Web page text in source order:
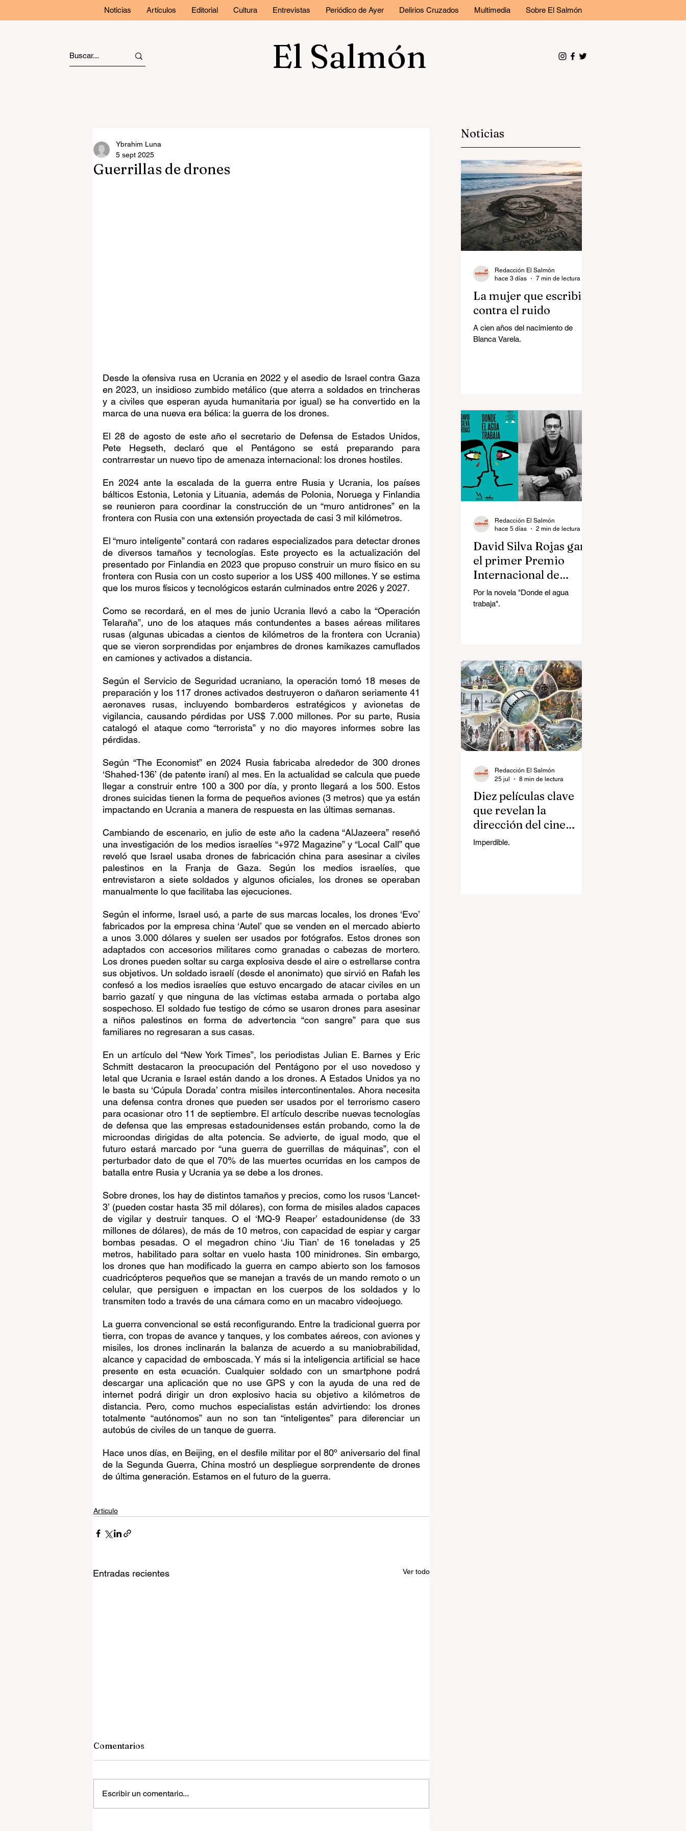
Noticias Artículos Editorial Cultura Entrevistas Periódico de Ayer Delirios Cruzados Multimedia Sobre El Salmón
El Salmón
Guerrillas de drones
Ybrahim Luna
5 sept 2025
Desde la ofensiva rusa en Ucrania en 2022 y el asedio de Israel contra Gaza
en 2023, un insidioso zumbido metálico (que aterra a soldados en trincheras
y a civiles que esperan ayuda humanitaria por igual) se ha convertido en la
marca de una nueva era bélica: la guerra de los drones.
El 28 de agosto de este año el secretario de Defensa de Estados Unidos,
Pete Hegseth, declaró que el Pentágono se está preparando para
contrarrestar un nuevo tipo de amenaza internacional: los drones hostiles.
En 2024 ante la escalada de la guerra entre Rusia y Ucrania, los países
bálticos Estonia, Letonia y Lituania, además de Polonia, Noruega y Finlandia
se reunieron para coordinar la construcción de un “muro antidrones” en la
frontera con Rusia con una extensión proyectada de casi 3 mil kilómetros.
El “muro inteligente” contará con radares especializados para detectar drones
de diversos tamaños y tecnologías. Este proyecto es la actualización del
presentado por Finlandia en 2023 que propuso construir un muro físico en su
frontera con Rusia con un costo superior a los US$ 400 millones. Y se estima
que los muros físicos y tecnológicos estarán culminados entre 2026 y 2027.
Como se recordará, en el mes de junio Ucrania llevó a cabo la “Operación
Telaraña”, uno de los ataques más contundentes a bases aéreas militares
rusas (algunas ubicadas a cientos de kilómetros de la frontera con Ucrania)
que se vieron sorprendidas por enjambres de drones kamikazes camuflados
en camiones y activados a distancia.
Según el Servicio de Seguridad ucraniano, la operación tomó 18 meses de
preparación y los 117 drones activados destruyeron o dañaron seriamente 41
aeronaves rusas, incluyendo bombarderos estratégicos y avionetas de
vigilancia, causando pérdidas por US$ 7.000 millones. Por su parte, Rusia
catalogó el ataque como “terrorista” y no dio mayores informes sobre las
pérdidas.
Según “The Economist” en 2024 Rusia fabricaba alrededor de 300 drones
‘Shahed-136’ (de patente iraní) al mes. En la actualidad se calcula que puede
llegar a construir entre 100 a 300 por día, y pronto llegará a los 500. Estos
drones suicidas tienen la forma de pequeños aviones (3 metros) que ya están
impactando en Ucrania a manera de respuesta en las últimas semanas.
Cambiando de escenario, en julio de este año la cadena “AlJazeera” reseñó
una investigación de los medios israelíes “+972 Magazine” y “Local Call” que
reveló que Israel usaba drones de fabricación china para asesinar a civiles
palestinos en la Franja de Gaza. Según los medios israelíes, que
entrevistaron a siete soldados y algunos oficiales, los drones se operaban
manualmente lo que facilitaba las ejecuciones.
Según el informe, Israel usó, a parte de sus marcas locales, los drones ‘Evo’
fabricados por la empresa china ‘Autel’ que se venden en el mercado abierto
a unos 3.000 dólares y suelen ser usados por fotógrafos. Estos drones son
adaptados con accesorios militares como granadas o cabezas de mortero.
Los drones pueden soltar su carga explosiva desde el aire o estrellarse contra
sus objetivos. Un soldado israelí (desde el anonimato) que sirvió en Rafah les
confesó a los medios israelíes que estuvo encargado de atacar civiles en un
barrio gazatí y que ninguna de las víctimas estaba armada o portaba algo
sospechoso. El soldado fue testigo de cómo se usaron drones para asesinar
a niños palestinos en forma de advertencia “con sangre” para que sus
familiares no regresaran a sus casas.
En un artículo del “New York Times”, los periodistas Julian E. Barnes y Eric
Schmitt destacaron la preocupación del Pentágono por el uso novedoso y
letal que Ucrania e Israel están dando a los drones. A Estados Unidos ya no
le basta su ‘Cúpula Dorada’ contra misiles intercontinentales. Ahora necesita
una defensa contra drones que pueden ser usados por el terrorismo casero
para ocasionar otro 11 de septiembre. El artículo describe nuevas tecnologías
de defensa que las empresas estadounidenses están probando, como la de
microondas dirigidas de alta potencia. Se advierte, de igual modo, que el
futuro estará marcado por “una guerra de guerrillas de máquinas”, con el
perturbador dato de que el 70% de las muertes ocurridas en los campos de
batalla entre Rusia y Ucrania ya se debe a los drones.
Sobre drones, los hay de distintos tamaños y precios, como los rusos ‘Lancet-
3’ (pueden costar hasta 35 mil dólares), con forma de misiles alados capaces
de vigilar y destruir tanques. O el ‘MQ-9 Reaper’ estadounidense (de 33
millones de dólares), de más de 10 metros, con capacidad de espiar y cargar
bombas pesadas. O el megadron chino ‘Jiu Tian’ de 16 toneladas y 25
metros, habilitado para soltar en vuelo hasta 100 minidrones. Sin embargo,
los drones que han modificado la guerra en campo abierto son los famosos
cuadricópteros pequeños que se manejan a través de un mando remoto o un
celular, que persiguen e impactan en los cuerpos de los soldados y lo
transmiten todo a través de una cámara como en un macabro videojuego.
La guerra convencional se está reconfigurando. Entre la tradicional guerra por
tierra, con tropas de avance y tanques, y los combates aéreos, con aviones y
misiles, los drones inclinarán la balanza de acuerdo a su maniobrabilidad,
alcance y capacidad de emboscada. Y más si la inteligencia artificial se hace
presente en esta ecuación. Cualquier soldado con un smartphone podrá
descargar una aplicación que no use GPS y con la ayuda de una red de
internet podrá dirigir un dron explosivo hacia su objetivo a kilómetros de
distancia. Pero, como muchos especialistas están advirtiendo: los drones
totalmente “autónomos” aun no son tan “inteligentes” para diferenciar un
autobús de civiles de un tanque de guerra.
Hace unos días, en Beijing, en el desfile militar por el 80º aniversario del final
de la Segunda Guerra, China mostró un despliegue sorprendente de drones
de última generación. Estamos en el futuro de la guerra.
Articulo
Entradas recientes Ver todo
Comentarios
Escribir un comentario...
Noticias
La mujer que escribió
contra el ruido
A cien años del nacimiento de
Blanca Varela.
Redacción El Salmón
hace 3 días
7 min de lectura
David Silva Rojas ganó
el primer Premio
Internacional de
Novela Breve Almadía
Ventosa-Arrufat
Por la novela "Donde el agua
trabaja".
Redacción El Salmón
hace 5 días
2 min de lectura
Diez películas clave
que revelan la
dirección del cine
contemporáneo
Imperdible.
Redacción El Salmón
25 jul
8 min de lectura